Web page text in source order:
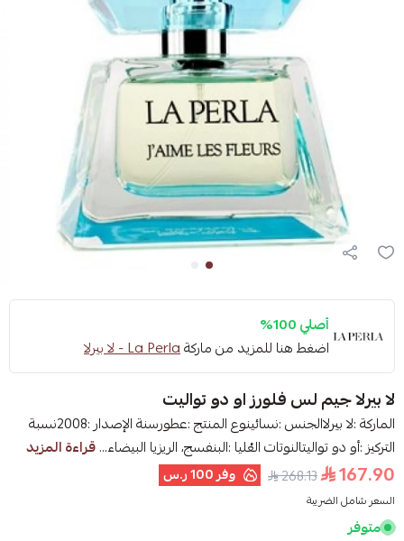
أصلي 100%
اضغط هنا للمزيد من ماركةLa Perla - لا بيرلا
لا بيرلا جيم لس فلورز او دو تواليت
الماركة :لا بيرلاالجنس :نسائينوع المنتج :عطورسنة الإصدار :2008نسبة
التركيز :أو دو تواليتالنوتات العُليا :البنفسج، الريزيا البيضاء...قراءة المزيد
167.90
268.13 وفر100 ر.س
السعر شامل الضريبة
متوفر